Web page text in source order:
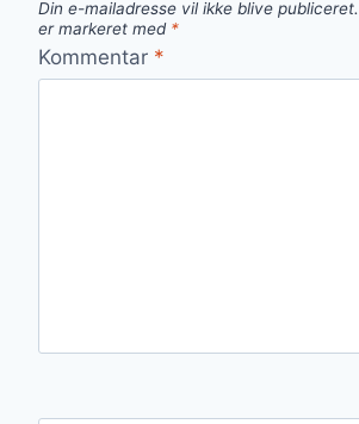
Din e-mailadresse vil ikke blive publiceret.
er markeret med *
Kommentar *